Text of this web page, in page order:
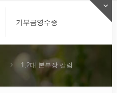
기부금영수증
1,2대 본부장 칼럼